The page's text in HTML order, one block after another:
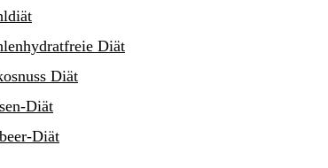
Diät
Diät
Diät
Diät